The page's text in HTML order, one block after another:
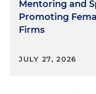
Mentoring and
Promoting
Firms
JULY 27, 2026